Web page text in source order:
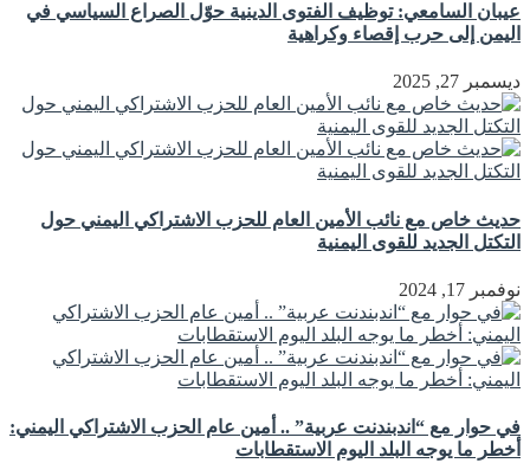
عيبان السامعي: توظيف الفتوى الدينية حوّل الصراع السياسي في
اليمن إلى حرب إقصاء وكراهية
ديسمبر 27, 2025
حديث خاص مع نائب الأمين العام للحزب الاشتراكي اليمني حول
التكتل الجديد للقوى اليمنية
نوفمبر 17, 2024
في حوار مع “اندبندنت عربية” .. أمين عام الحزب الاشتراكي اليمني:
أخطر ما يوجه البلد اليوم الاستقطابات